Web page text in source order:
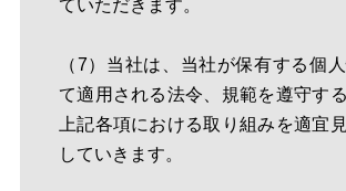
ていただきます。
（7）当社は、当社が保有する個
て適用される法令、規範を遵守する
上記各項における取り組みを適宜
していきます。